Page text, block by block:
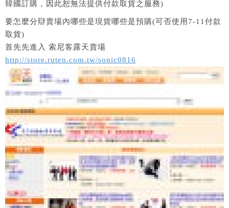
韓國訂購，因此恕無法提供付款取貨之服務)
要怎麼分辯賣場內哪些是現貨哪些是預購(可否使用7-11付款
取貨)
首先先進入 索尼客露天賣場
http://store.ruten.com.tw/sonic0816